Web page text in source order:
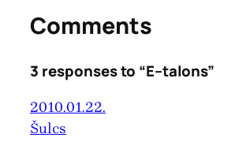
Comments
3 responses to “E–talons”
2010.01.22.
Šulcs